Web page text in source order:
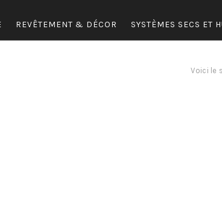
REVÊTEMENT & DÉCOR SYSTÈMES SECS ET
Voici le